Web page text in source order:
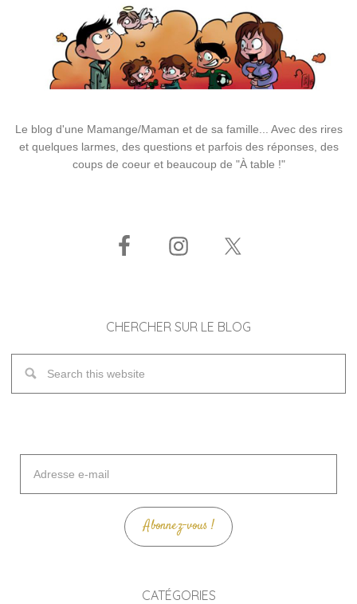
Le blog d'une Mamange/Maman et de sa famille... Avec des rires
et quelques larmes, des questions et parfois des réponses, des
coups de coeur et beaucoup de "À table !"
CHERCHER SUR LE BLOG
mail
Abonnez-vous !
CATÉGORIES